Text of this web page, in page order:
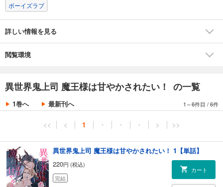
ボーイズラブ
詳しい情報を見る
閲覧環境
異世界鬼上司 魔王様は甘やかされたい！ の一覧
1巻へ 最新刊へ 1～6件目 /6件
<< < 1 ・ ・ ・ > >>
異世界鬼上司 魔王様は甘やかされたい！ 1【単話】
220円 (税込)
完結
カート